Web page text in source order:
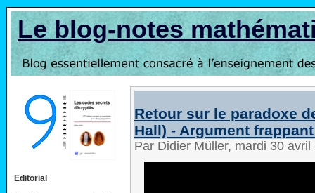
Le blog-notes
Editorial
Retour sur le paradoxe
Hall) - Argument
Par Didier Müller, mardi 30